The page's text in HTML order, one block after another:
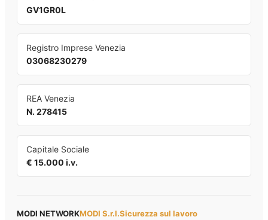
GV1GR0L
Registro Imprese Venezia
03068230279
REA Venezia
N. 278415
Capitale Sociale
€ 15.000 i.v.
MODI NETWORKMODI S.r.l.Sicurezza sul lavoro